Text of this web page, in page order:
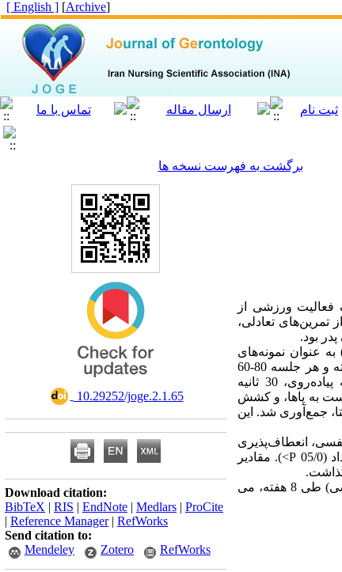
[
Archive
]
[ English ]
برگشت به فهرست نسخه ها
فعالیت ورزشی از
از مطالعه‌ی حاضر بررسی تأثیر 8 هفته ترکیبی از تمرین‌های تعادلی،
بود.
مردان سالمند ساکن در مرکز سالمندان پدر بود. 26 سالمند (80-65 سال) به عنوان نمونه‌های
تحقیق، به طور تصادفی در دو گروه تمرینی و کنترل قرار گرفتند. دوره‌ی تمرینی شامل 8 هفته، 4 جلسه در هفته و هر جلسه 80-60
دقیقه تمرین‌های تعادلی، انعطافی، مقاومتی و استقامتی انجام گرفت. آزمون‌های عملکردی شامل 6 دقیقه پیاده‌روی، 30 ثانیه
و رساندن دست به پاها، و کشش
خونی در حالت ناشتا، جمع‌آوری شد. این
انعطاف‌پذیری
پایین‌تنه و تعادل پویا، افزایش معناداری داشت (05/0 P<). اما انعطاف‌پذیری عضلانی پایین تنه تغییری را نشان نداد (05/0 P>). مقادیر
نتیجه‌گیری: به نظر می‌رسد، انجام ترکیبی از تمرین‌های ورزشی (تعادلی، انعطافی، مقاومتی و استقامتی - کششی) طی 8 هفته، می
‎ 10.29252/joge.2.1.65
Download citation:
BibTeX | RIS | EndNote | Medlars | ProCite
| Reference Manager| RefWorks
Send citation to:
Mendeley
Zotero RefWorks